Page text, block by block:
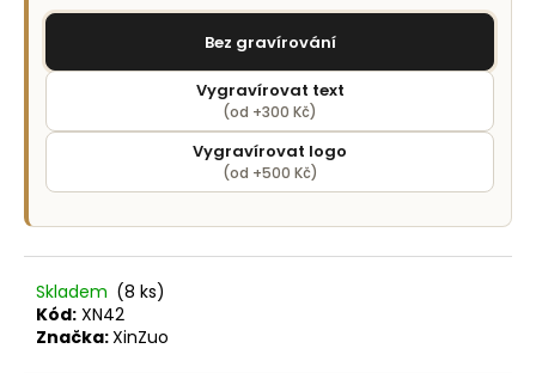
Bez gravírování
Vygravírovat text
(od +300 Kč)
Vygravírovat logo
(od +500 Kč)
Skladem (8 ks)
Kód: XN42
Značka:XinZuo